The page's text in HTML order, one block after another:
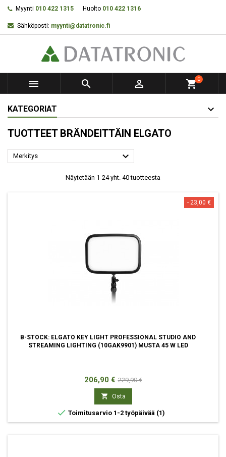
Myynti 010 422 1315 Huolto 010 422 1316
Sähköposti: myynti@datatronic.fi
   shopping_cart0
KATEGORIAT
TUOTTEET BRÄNDEITTÄIN ELGATO
Merkitys 
Näytetään 1-24 yht. 40 tuotteesta
- 23,00 €
B-STOCK: ELGATO KEY LIGHT PROFESSIONAL STUDIO AND
STREAMING LIGHTING (10GAK9901) MUSTA 45 W LED
Hinta
206,90 € Normaali
hinta
229,90 €
 Osta
 Toimitusarvio 1-2 työpäivää (1)